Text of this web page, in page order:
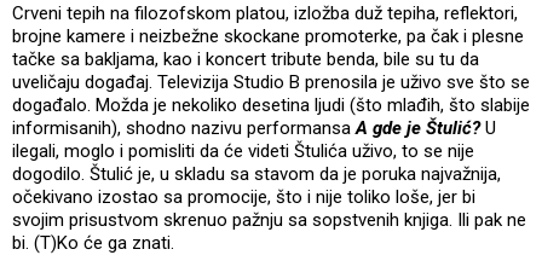
Crveni tepih na filozofskom platou, izložba duž tepiha, reflektori,
brojne kamere i neizbežne skockane promoterke, pa čak i plesne
tačke sa bakljama, kao i koncert tribute benda, bile su tu da
uveličaju događaj. Televizija Studio B prenosila je uživo sve što se
događalo. Možda je nekoliko desetina ljudi (što mlađih, što slabije
informisanih), shodno nazivu performansaA gde je Štulić?U
ilegali, moglo i pomisliti da će videti Štulića uživo, to se nije
dogodilo. Štulić je, u skladu sa stavom da je poruka najvažnija,
očekivano izostao sa promocije, što i nije toliko loše, jer bi
svojim prisustvom skrenuo pažnju sa sopstvenih knjiga. Ili pak ne
bi. (T)Ko će ga znati.